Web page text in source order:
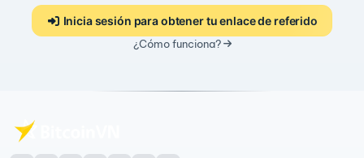
Inicia sesión para obtener tu enlace de referido
¿Cómo funciona?